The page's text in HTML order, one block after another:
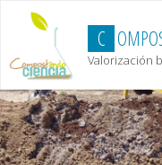
content
C OMPO
Valorización